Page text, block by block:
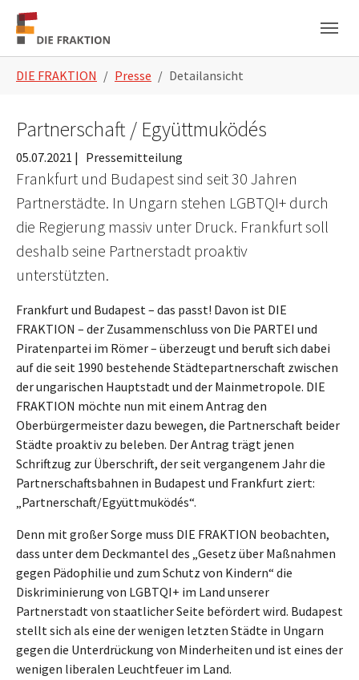
Zum Hauptinhalt springen
Skip to page footer
DIE FRAKTION Presse Detailansicht
Partnerschaft / Együttmuködés
05.07.2021 | Pressemitteilung
Frankfurt und Budapest sind seit 30 Jahren
Partnerstädte. In Ungarn stehen LGBTQI+ durch
die Regierung massiv unter Druck. Frankfurt soll
deshalb seine Partnerstadt proaktiv
unterstützten.
Frankfurt und Budapest – das passt! Davon ist DIE
FRAKTION – der Zusammenschluss von Die PARTEI und
Piratenpartei im Römer – überzeugt und beruft sich dabei
auf die seit 1990 bestehende Städtepartnerschaft zwischen
der ungarischen Hauptstadt und der Mainmetropole. DIE
FRAKTION möchte nun mit einem Antrag den
Oberbürgermeister dazu bewegen, die Partnerschaft beider
Städte proaktiv zu beleben. Der Antrag trägt jenen
Schriftzug zur Überschrift, der seit vergangenem Jahr die
Partnerschaftsbahnen in Budapest und Frankfurt ziert:
„Partnerschaft/Együttmuködés“.
Denn mit großer Sorge muss DIE FRAKTION beobachten,
dass unter dem Deckmantel des „Gesetz über Maßnahmen
gegen Pädophilie und zum Schutz von Kindern“ die
Diskriminierung von LGBTQI+ im Land unserer
Partnerstadt von staatlicher Seite befördert wird. Budapest
stellt sich als eine der wenigen letzten Städte in Ungarn
gegen die Unterdrückung von Minderheiten und ist eines der
wenigen liberalen Leuchtfeuer im Land.